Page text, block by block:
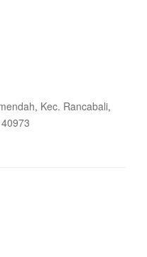
Kec. Rancabali,